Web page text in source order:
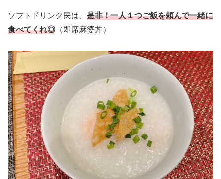
ソフトドリンク民は、 是非！一人１つご飯を頼んで一緒に
食べてくれ◎ （即席麻婆丼）